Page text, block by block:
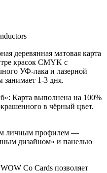
деревянная матовая карта
красок CMYK с
УФ-лака и лазерной
занимает 1-3 дня.
Карта выполнена на 100%
в чёрный цвет.
личным профилем —
дизайном» и панелью
Co Cards позволяет